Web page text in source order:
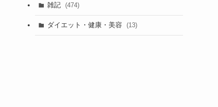
雑記 (474)
ダイエット・健康・美容 (13)